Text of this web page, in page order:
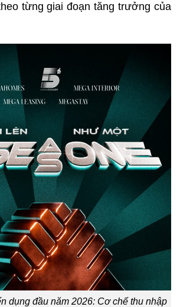
từng giai đoạn tăng trưởng của
dụng đầu năm 2026: Cơ chế thu nhập